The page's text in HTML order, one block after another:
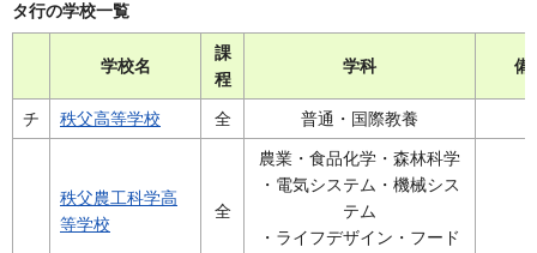
タ行の学校一覧
学校名
課
程
学科 備
チ 秩父高等学校 全 普通・国際教養
秩父農工科学高
等学校
全
農業・食品化学・森林科学
・電気システム・機械シス
テム
・ライフデザイン・フード